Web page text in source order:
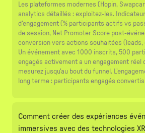
Les plateformes modernes (Hopin,
analytics détaillés : exploitez-les.
d'engagement (% participants actifs vs
de session, Net Promoter Score post-
conversion vers actions souhaitées (leads,
Un événement avec 1000 inscrits, 500
engagés activement a un engagement réel
mesurez jusqu'au bout du funnel.
long terme : participants engagés
Comment créer des expériences
immersives avec des technologies